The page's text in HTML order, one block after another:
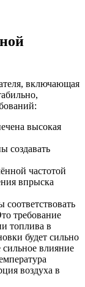
включающая
высокая
создавать
частотой
впрыска
требование
топлива в
будет сильно
влияние
воздуха в